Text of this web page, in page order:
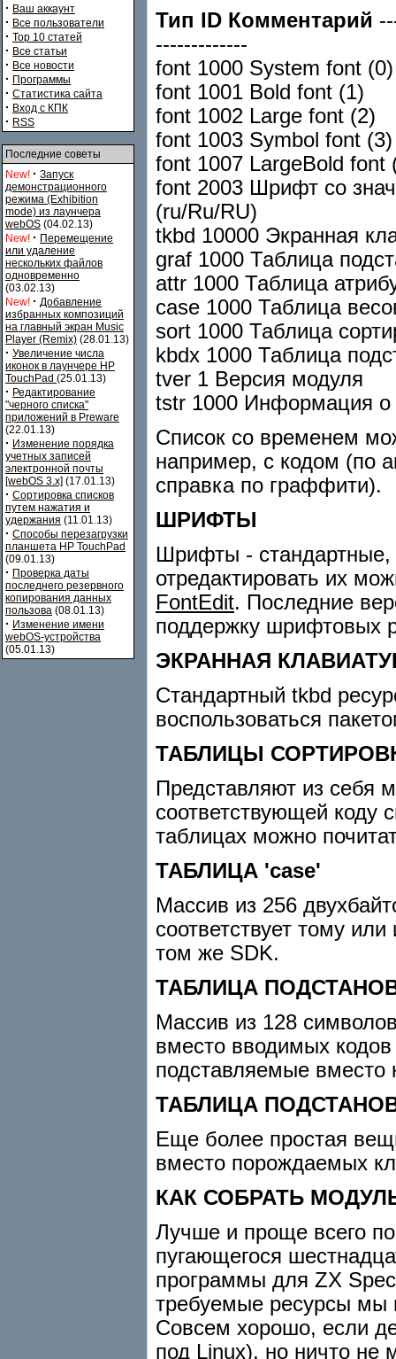
· Ваш аккаунт
· Все пользователи
· Top 10 статей
· Все статьи
· Все новости
· Программы
· Статистика сайта
· Вход с КПК
· RSS
Последние советы
New! · Запуск
демонстрационного
режима (Exhibition
mode) из лаунчера
webOS (04.02.13)
New! · Перемещение
или удаление
нескольких файлов
одновременно
(03.02.13)
New! · Добавление
избранных композиций
на главный экран Music
Player (Remix) (28.01.13)
· Увеличение числа
иконок в лаунчере HP
TouchPad (25.01.13)
· Редактирование
"черного списка"
приложений в Preware
(22.01.13)
· Изменение порядка
учетных записей
электронной почты
[webOS 3.x] (17.01.13)
· Сортировка списков
путем нажатия и
удержания (11.01.13)
· Способы перезагрузки
планшета HP TouchPad
(09.01.13)
· Проверка даты
последнего резервного
копирования данных
пользова (08.01.13)
· Изменение имени
webOS-устройства
(05.01.13)
Тип ID Комментарий
-------------
font 1000 System font (0)
font 1001 Bold font (1)
font 1002 Large font (2)
font 1003 Symbol font
font 1007 LargeBold font
font 2003 Шрифт со
(ru/Ru/RU)
tkbd 10000 Экранная
graf 1000 Таблица
attr 1000 Таблица
case 1000 Таблица
sort 1000 Таблица
kbdx 1000 Таблица
tver 1 Версия модуля
tstr 1000 Инфоpмация о
Список со временем
например, с кодом (по
справка по граффити).
ШРИФТЫ
Шрифты - стандартные,
отредактировать их
FontEdit. Последние
поддержку шрифтовых
ЭКРАННАЯ
Стандартный tkbd
воспользоваться
ТАБЛИЦЫ
Представляют из себя
соответствующей коду
таблицах можно
ТАБЛИЦА 'case'
Массив из 256
соответствует тому
том же SDK.
ТАБЛИЦА
Массив из 128
вместо вводимых
подставляемые вместо
ТАБЛИЦА
Еще более простая
вместо порождаемых
КАК СОБРАТЬ
Лучше и проще всего
пугающегося
программы для ZX
требуемые ресурсы мы
Совсем хорошо, если
под Linux), но ничто не